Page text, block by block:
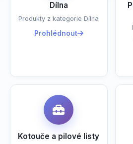
Dílna
Produkty z kategorie Dílna
Prohlédnout
Kotouče a pilové listy